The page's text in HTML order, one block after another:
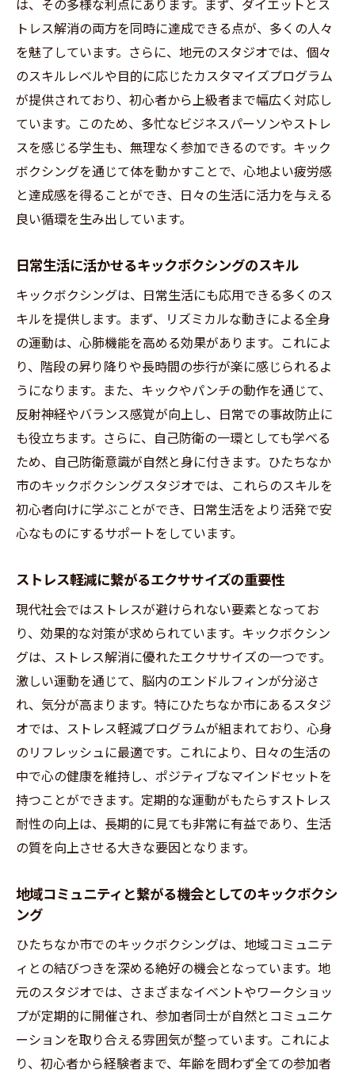
初心者必見！ひたちなか市のキックボクシング
でダイエットを成功させる方法
初心者におすすめのダイエットプラン
ダイエット効果を最大化するためのキック
ボクシングテクニック
食事と運動のバランスを取るためのアドバ
イス
成果を上げるために必要な継続的なモチベ
ーションの保ち方
ことの重要性
無理なく続けるためのメンタルケアの方法
キックボクシングの基本動作とひたちなか市で
の練習ポイント
初心者が習得すべきキックボクシングの基
本技術
練習を効果的に行うためのストレッチとウ
ォームアップ
安全に練習を続けるための基本装備と使用
方法
上達に必要なトレーニング頻度の設定
進捗を測るための自己評価方法
ひたちなか市のキックボクシングで感じる健康
的な変化とは？
身体の引き締めと筋力向上を実感する方法
メンタルヘルスに与えるポジティブな影響
生活習慣の改善に繋がるキックボクシング
の効果
エネルギーレベルの向上と日常生活への影
響
体験者の声から見る健康への影響
不安やストレスからの解放感を得るプロセ
地元スタジオで始めるキックボクシング！ひた
地域密着型スタジオが提供する特別プログ
ラム
ひたちなか市のスタジオでのコミュニティ
形成のメリット
スタジオ選びにおける地元情報の活用法
は、その多様な利点にあります。まず、ダイエットとス
トレス解消の両方を同時に達成できる点が、多くの人々
を魅了しています。さらに、地元のスタジオでは、個々
のスキルレベルや目的に応じたカスタマイズプログラム
が提供されており、初心者から上級者まで幅広く対応し
ています。このため、多忙なビジネスパーソンやストレ
スを感じる学生も、無理なく参加できるのです。キック
ボクシングを通じて体を動かすことで、心地よい疲労感
と達成感を得ることができ、日々の生活に活力を与える
良い循環を生み出しています。
日常生活に活かせるキックボクシングのスキル
キックボクシングは、日常生活にも応用できる多くのス
キルを提供します。まず、リズミカルな動きによる全身
の運動は、心肺機能を高める効果があります。これによ
り、階段の昇り降りや長時間の歩行が楽に感じられるよ
うになります。また、キックやパンチの動作を通じて、
反射神経やバランス感覚が向上し、日常での事故防止に
も役立ちます。さらに、自己防衛の一環としても学べる
ため、自己防衛意識が自然と身に付きます。ひたちなか
市のキックボクシングスタジオでは、これらのスキルを
初心者向けに学ぶことができ、日常生活をより活発で安
心なものにするサポートをしています。
ストレス軽減に繋がるエクササイズの重要性
現代社会ではストレスが避けられない要素となってお
り、効果的な対策が求められています。キックボクシン
グは、ストレス解消に優れたエクササイズの一つです。
激しい運動を通じて、脳内のエンドルフィンが分泌さ
れ、気分が高まります。特にひたちなか市にあるスタジ
オでは、ストレス軽減プログラムが組まれており、心身
のリフレッシュに最適です。これにより、日々の生活の
中で心の健康を維持し、ポジティブなマインドセットを
持つことができます。定期的な運動がもたらすストレス
耐性の向上は、長期的に見ても非常に有益であり、生活
の質を向上させる大きな要因となります。
地域コミュニティと繋がる機会としてのキックボクシ
ング
ひたちなか市でのキックボクシングは、地域コミュニテ
ィとの結びつきを深める絶好の機会となっています。地
元のスタジオでは、さまざまなイベントやワークショッ
プが定期的に開催され、参加者同士が自然とコミュニケ
ーションを取り合える雰囲気が整っています。これによ
り、初心者から経験者まで、年齢を問わず全ての参加者